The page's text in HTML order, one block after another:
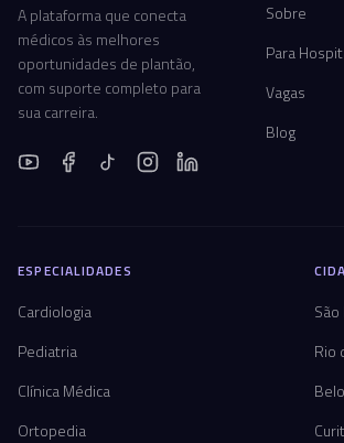
A plataforma que conecta
médicos às melhores
oportunidades de plantão,
com suporte completo para
sua carreira.
Sobre
Para
Vagas
Blog
ESPECIALIDADES
Cardiologia
Pediatria
Clínica Médica
Ortopedia
São
Rio